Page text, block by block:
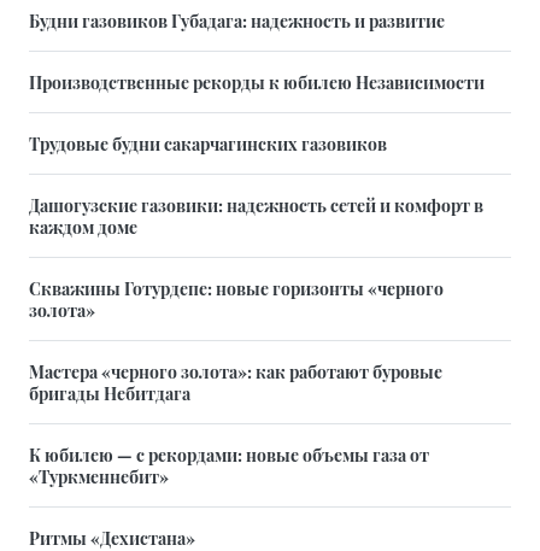
Будни газовиков Губадага: надежность и развитие
Производственные рекорды к юбилею Независимости
Трудовые будни сакарчагинских газовиков
Дашогузские газовики: надежность сетей и комфорт в
каждом доме
Скважины Готурдепе: новые горизонты «черного
золота»
Мастера «черного золота»: как работают буровые
бригады Небитдага
К юбилею — с рекордами: новые объемы газа от
«Туркменнебит»
Ритмы «Дехистана»